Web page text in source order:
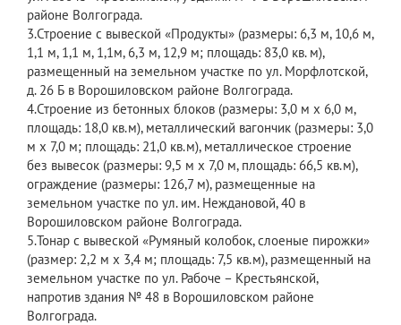
районе Волгограда.
3.Строение с вывеской «Продукты» (размеры: 6,3 м, 10,6 м,
1,1 м, 1,1 м, 1,1м, 6,3 м, 12,9 м; площадь: 83,0 кв. м),
размещенный на земельном участке по ул. Морфлотской,
д. 26 Б в Ворошиловском районе Волгограда.
4.Строение из бетонных блоков (размеры: 3,0 м х 6,0 м,
площадь: 18,0 кв.м), металлический вагончик (размеры: 3,0
м х 7,0 м; площадь: 21,0 кв.м), металлическое строение
без вывесок (размеры: 9,5 м х 7,0 м, площадь: 66,5 кв.м),
ограждение (размеры: 126,7 м), размещенные на
земельном участке по ул. им. Неждановой, 40 в
Ворошиловском районе Волгограда.
5.Тонар с вывеской «Румяный колобок, слоеные пирожки»
(размер: 2,2 м х 3,4 м; площадь: 7,5 кв.м), размещенный на
земельном участке по ул. Рабоче – Крестьянской,
напротив здания № 48 в Ворошиловском районе
Волгограда.